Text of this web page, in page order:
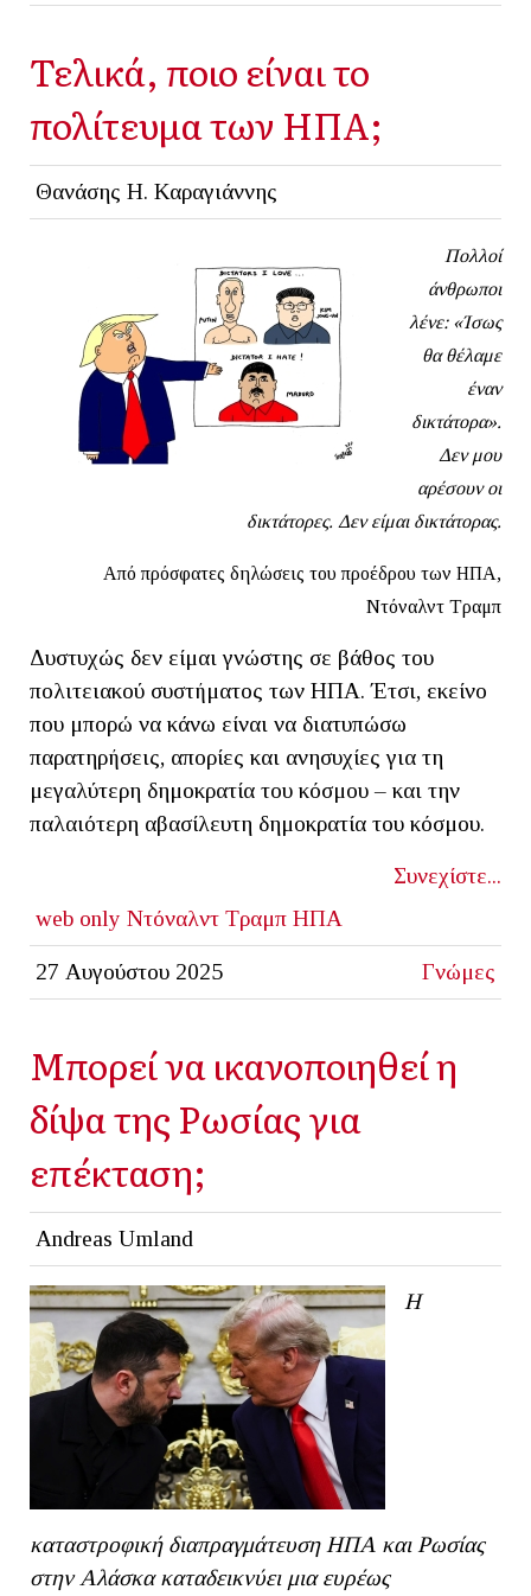
Τελικά, ποιο είναι το
πολίτευμα των ΗΠΑ;
Θανάσης Η. Καραγιάννης
Πολλοί
άνθρωποι
λένε: «Ίσως
θα θέλαμε
έναν
δικτάτορα».
Δεν μου
αρέσουν οι
δικτάτορες. Δεν είμαι δικτάτορας.
Από πρόσφατες δηλώσεις του προέδρου των ΗΠΑ,
Ντόναλντ Τραμπ
Δυστυχώς δεν είμαι γνώστης σε βάθος του
πολιτειακού συστήματος των ΗΠΑ. Έτσι, εκείνο
που μπορώ να κάνω είναι να διατυπώσω
παρατηρήσεις, απορίες και ανησυχίες για τη
μεγαλύτερη δημοκρατία του κόσμου – και την
παλαιότερη αβασίλευτη δημοκρατία του κόσμου.
Συνεχίστε...
web only Ντόναλντ Τραμπ ΗΠΑ
27 Αυγούστου 2025 Γνώμες
Μπορεί να ικανοποιηθεί η
δίψα της Ρωσίας για
επέκταση;
Andreas Umland
Η
καταστροφική διαπραγμάτευση ΗΠΑ και Ρωσίας
στην Αλάσκα καταδεικνύει μια ευρέως